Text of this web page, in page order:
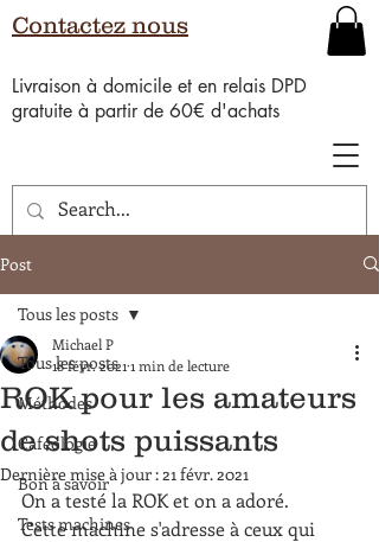
Livraison à domicile et en relais DPD
gratuite à partir de 60€ d'achats
Contactez nous
Post
Tous les posts
Méthodes
Caféologie
Bon à savoir
Tests machines
Tous les posts
ROK pour les amateurs
de shots puissants
Michael P
18 févr. 2021 1 min de lecture
Dernière mise à jour :21 févr. 2021
On a testé la ROK et on a adoré.
Cette machine s'adresse à ceux qui